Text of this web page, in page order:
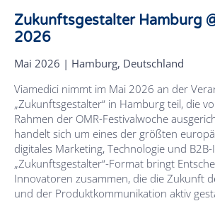
Zukunftsgestalter Hamburg
2026
Mai 2026 | Hamburg, Deutschland
Viamedici nimmt im Mai 2026 an der
„Zukunftsgestalter“ in Hamburg teil, die
Rahmen der OMR-Festivalwoche
handelt sich um eines der größten
digitales Marketing, Technologie und
„Zukunftsgestalter“-Format bringt
Innovatoren zusammen, die die Zukunft
und der Produktkommunikation aktiv